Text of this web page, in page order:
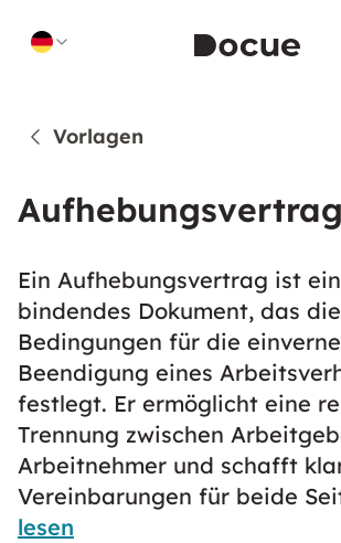
Vorlagen
Aufhebungsvertrag
Ein Aufhebungsvertrag ist
bindendes Dokument, das die
Bedingungen für die
Beendigung eines
festlegt. Er ermöglicht eine
Trennung zwischen
Arbeitnehmer und schafft
Vereinbarungen für beide
lesen